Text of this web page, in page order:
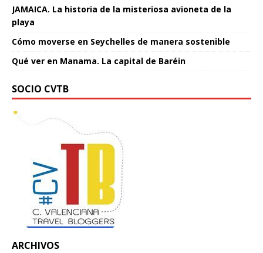
JAMAICA. La historia de la misteriosa avioneta de la
playa
Cómo moverse en Seychelles de manera sostenible
Qué ver en Manama. La capital de Baréin
SOCIO CVTB
ARCHIVOS